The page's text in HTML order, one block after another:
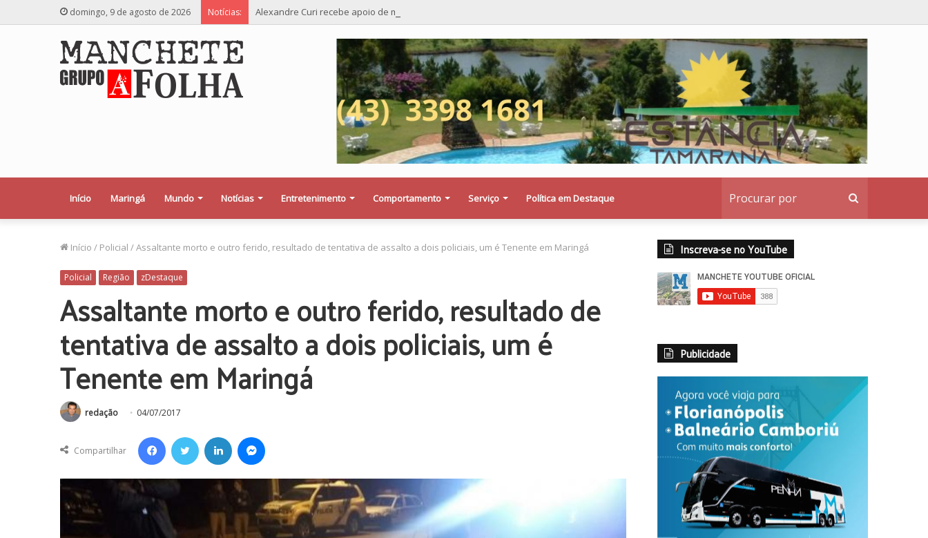
domingo, 9 de agosto de 2026 Notícias: Alexandre Curi recebe apoio de mais quatro importantes partidos para candidatura ao Senado
Início Maringá Mundo Notícias Entretenimento Comportamento Serviço Política em Destaque
Início / Policial /Assaltante morto e outro ferido, resultado de tentativa de assalto a dois policiais, um é Tenente em Maringá
Policial Região zDestaque
Assaltante morto e outro ferido, resultado de
tentativa de assalto a dois policiais, um é
Tenente em Maringá
redação 04/07/2017
Compartilhar
Inscreva-se no YouTube
Publicidade